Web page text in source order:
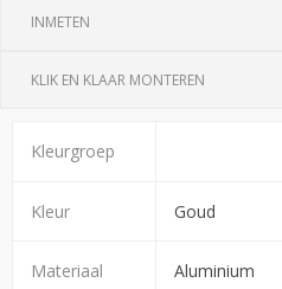
INMETEN
KLIK EN KLAAR MONTEREN
Kleurgroep
Kleur Goud
Materiaal Aluminium